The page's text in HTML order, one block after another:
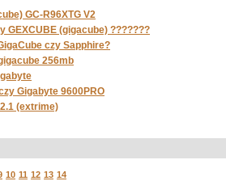
GC-R96XTG V2
GEXCUBE (gigacube) ???????
czy Sapphire?
256mb
Gigabyte 9600PRO
(extrime)
10 11 12 13 14